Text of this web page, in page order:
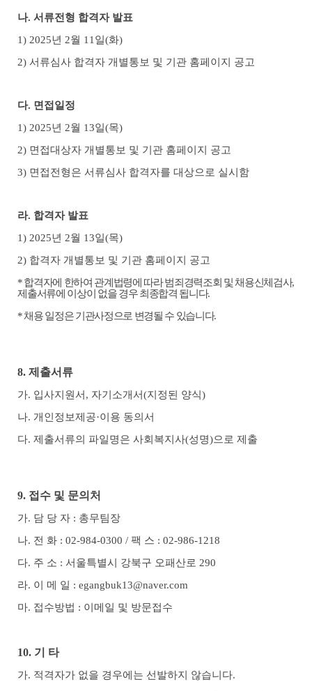
나. 서류전형 합격자 발표
1) 2025년 2월 11 일(화)
2) 서류심사 합격자 개별통보 및 기관 홈페이지 공고
다. 면접일정
1) 2025년 2월 13일(목)
2) 면접대상자 개별통보 및 기관 홈페이지 공고
3) 면접전형은 서류심사 합격자를 대상으로 실시함
라. 합격자 발표
1) 2025년 2월 13일(목)
2) 합격자 개별통보 및 기관 홈페이지 공고
*합격자에 한하여 관계법령에 따라 범죄경력조회 및 채용신체검사,
제출서류에 이상이 없을 경우 최종합격 됩니다.
*채용 일정은 기관사정으로 변경될 수 있습니다.
8. 제출서류
가. 입사지원서 , 자기소개서(지정된 양식)
나. 개인정보제공·이용 동의서
다. 제출서류의 파일명은 사회복지사(성명)으로 제출
9. 접수 및 문의처
가. 담 당 자 : 총무팀장
나. 전 화 : 02-984-0300 / 팩 스 : 02-986-1218
다. 주 소 : 서울특별시 강북구 오패산로 290
라. 이 메 일 : egangbuk13@naver.com
마. 접수방법 : 이메일 및 방문접수
10. 기 타
가. 적격자가 없을 경우에는 선발하지 않습니다.